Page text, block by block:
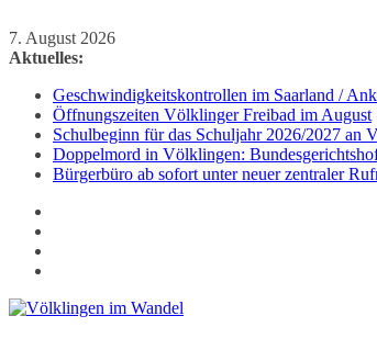
Zum
Inhalt
7. August 2026
Aktuelles:
Geschwindigkeitskontrollen im Saarland /
Öffnungszeiten Völklinger Freibad im August
Schulbeginn für das Schuljahr 2026/2027 an
Doppelmord in Völklingen:
Bürgerbüro ab sofort unter neuer zentraler